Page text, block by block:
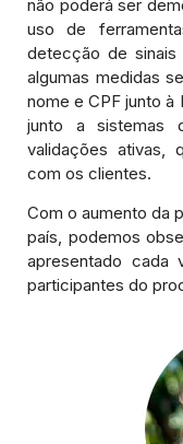
não poderá ser
uso de
detecção de
algumas medidas
nome e CPF junto à
junto a sistemas
validações ativas,
com os clientes.
Com o aumento da
país, podemos
apresentado cada
participantes do